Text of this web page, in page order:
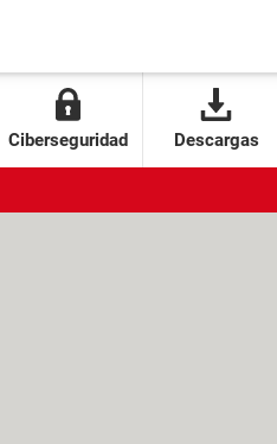
Ciberseguridad Descargas